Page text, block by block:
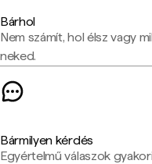
Bárhol
Nem számít, hol élsz vagy
neked.
Bármilyen kérdés
Egyértelmű válaszok